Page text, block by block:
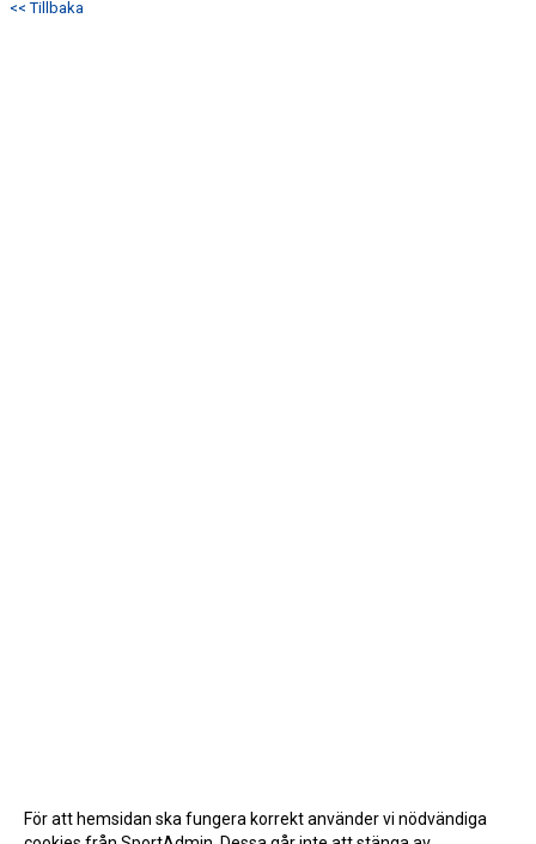
<< Tillbaka
För att hemsidan ska fungera korrekt använder vi nödvändiga